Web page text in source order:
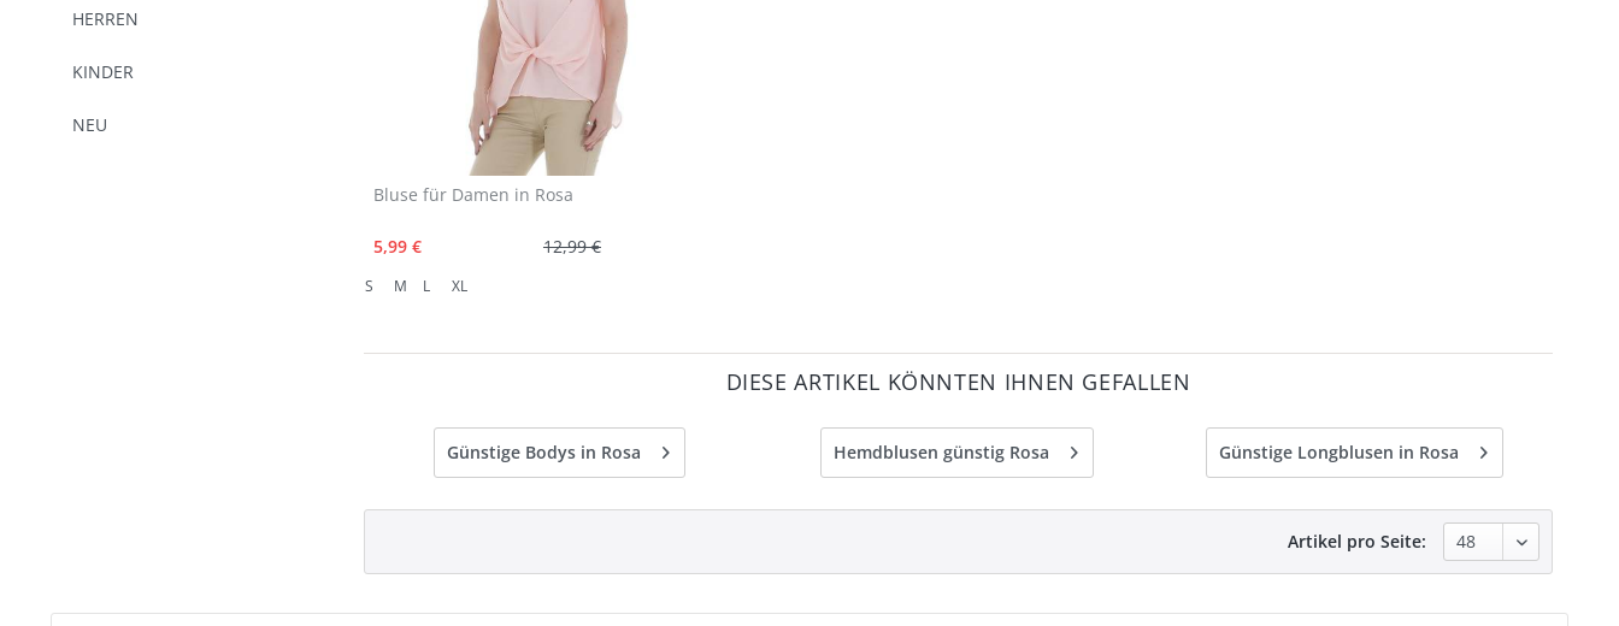
HERREN
KINDER
NEU
Bluse für Damen in Rosa
12,99 €
5,99 €
S M L XL
DIESE ARTIKEL KÖNNTEN IHNEN GEFALLEN
Günstige Bodys in Rosa Hemdblusen günstig Rosa Günstige Longblusen in Rosa
Artikel pro Seite: